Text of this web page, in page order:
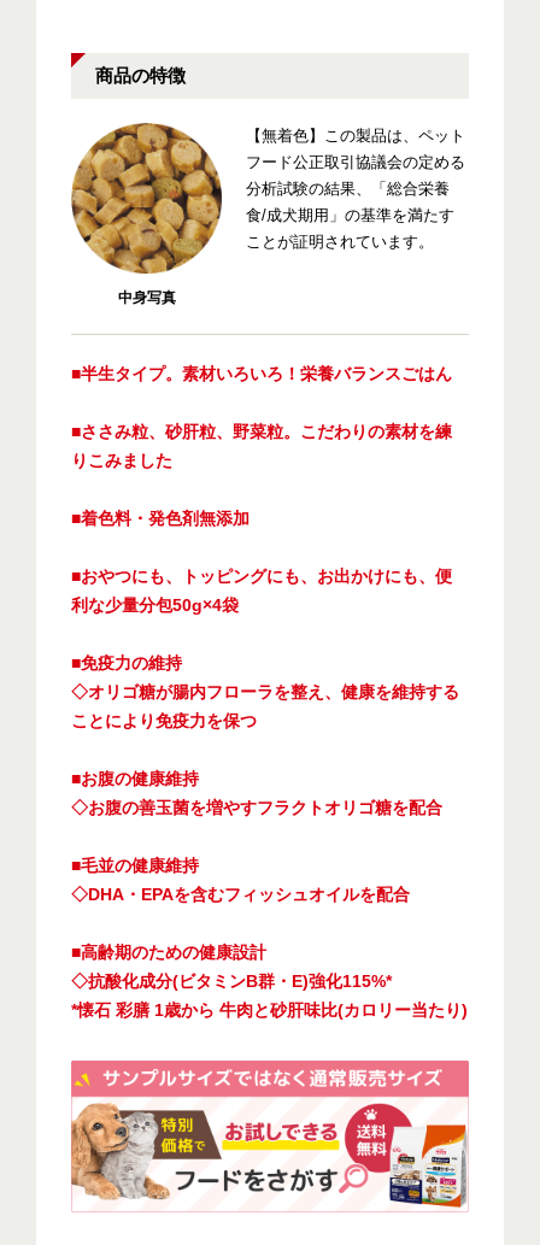
商品の特徴
中身写真
【無着色】この製品は、ペット
フード公正取引協議会の定める
分析試験の結果、「総合栄養
食/成犬期用」の基準を満たす
ことが証明されています。
■半生タイプ。素材いろいろ！栄養バランスごはん
■ささみ粒、砂肝粒、野菜粒。こだわりの素材を練
りこみました
■着色料・発色剤無添加
■おやつにも、トッピングにも、お出かけにも、便
利な少量分包50g×4袋
■免疫力の維持
◇オリゴ糖が腸内フローラを整え、健康を維持する
ことにより免疫力を保つ
■お腹の健康維持
◇お腹の善玉菌を増やすフラクトオリゴ糖を配合
■毛並の健康維持
◇DHA・EPAを含むフィッシュオイルを配合
■高齢期のための健康設計
◇抗酸化成分(ビタミンB群・E)強化115%*
*懐石 彩膳 1歳から 牛肉と砂肝味比(カロリー当たり)